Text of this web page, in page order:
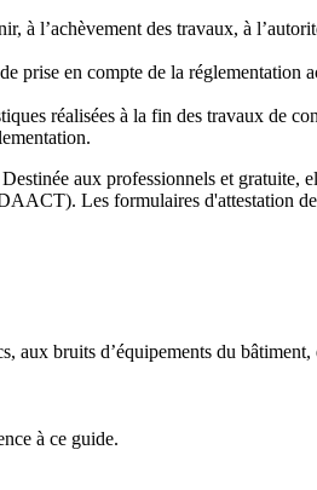
à l’achèvement des travaux, à
prise en compte de la réglementation
réalisées à la fin des travaux de
aux professionnels et gratuite,
Les formulaires d'attestation
aux bruits d’équipements du bâtiment,
à ce guide.